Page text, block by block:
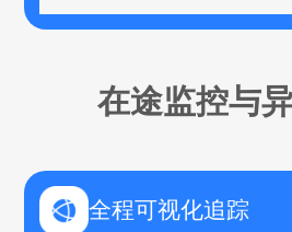
在途监控与
全程可视化追踪